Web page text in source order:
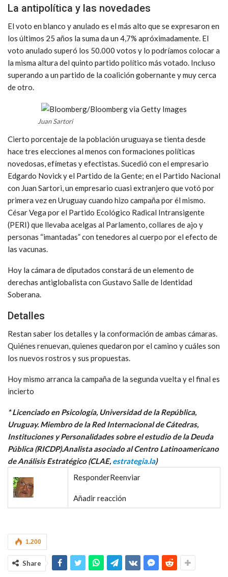
La antipolítica y las novedades
El voto en blanco y anulado es el más alto que se expresaron en
los últimos 25 años la suma da un 4,7% apróximadamente. El
voto anulado superó los 50.000 votos y lo podríamos colocar a
la misma altura del quinto partido político más votado. Incluso
superando a un partido de la coalición gobernante y muy cerca
de otro.
Juan Sartori
Cierto porcentaje de la población uruguaya se tienta desde
hace tres elecciones al menos con formaciones políticas
novedosas, efímetas y efectistas. Sucedió con el empresario
Edgardo Novick y el Partido de la Gente; en el Partido Nacional
con Juan Sartori, un empresario cuasi extranjero que votó por
primera vez en Uruguay cuando hizo campaña por él mismo.
César Vega por el Partido Ecológico Radical Intransigente
(PERI) que llevaba acelgas al Parlamento, collares de ajo y
personas “imantadas” con tenedores al cuerpo por el efecto de
las vacunas.
Hoy la cámara de diputados constará de un elemento de
derechas antiglobalista con Gustavo Salle de Identidad
Soberana.
Detalles
Restan saber los detalles y la conformación de ambas cámaras.
Quiénes renuevan, quienes quedaron por el camino y cuáles son
los nuevos rostros y sus propuestas.
Hoy mismo arranca la campaña de la segunda vuelta y el final es
incierto
* Licenciado en Psicología, Universidad de la República,
Uruguay. Miembro de la Red Internacional de Cátedras,
Instituciones y Personalidades sobre el estudio de la Deuda
Pública (RICDP).Analista asociado al Centro Latinoamericano
de Análisis Estratégico (CLAE, estrategia.la)
ResponderReenviar
Añadir reacción
1.200
Share